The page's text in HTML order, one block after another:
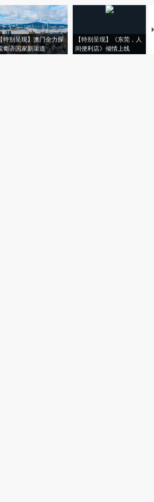
特别呈现】澳门全力探
葡语国家新渠道
【特别呈现】《东莞，人
间便利店》倾情上线